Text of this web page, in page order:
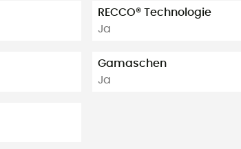
RECCO® Technologie
Ja
Gamaschen
Ja